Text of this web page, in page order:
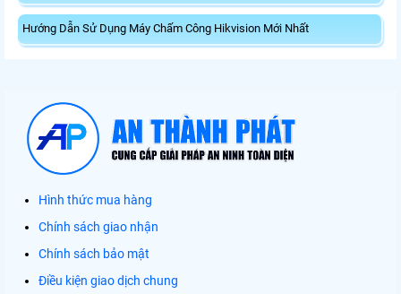
Hướng Dẫn Sử Dụng Máy Chấm Công Hikvision Mới Nhất
Hình thức mua hàng
Chính sách giao nhận
Chính sách bảo mật
Điều kiện giao dịch chung